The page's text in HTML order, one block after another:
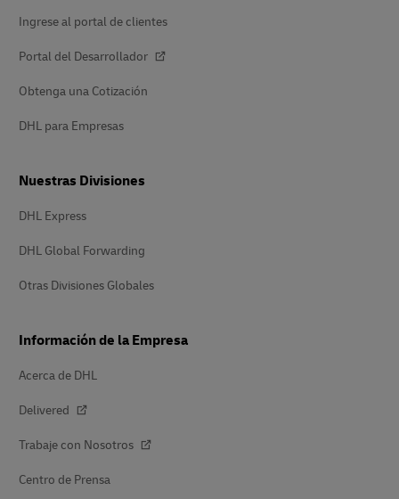
Ingrese al portal de clientes
Portal del Desarrollador
Obtenga una Cotización
DHL para Empresas
Nuestras Divisiones
DHL Express
DHL Global Forwarding
Otras Divisiones Globales
Información de la Empresa
Acerca de DHL
Delivered
Trabaje con Nosotros
Centro de Prensa